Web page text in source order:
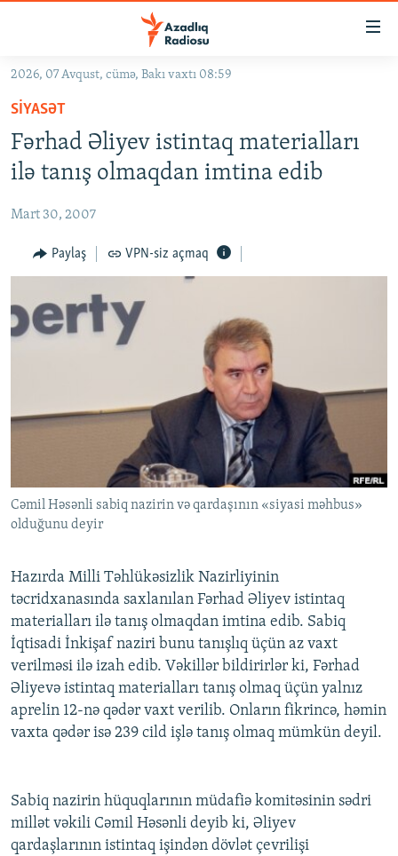
Əsas
qayıt
Əsas
naviqasiyaya
qayıt
GÜNDƏM
#İZAHLA
KORRUPSIOMETR
FƏRQƏ BAX
QANUNI DOĞRU
MULTIMEDIA
İNFOQRAFIKA
AZƏRBAYCAN ƏDƏBIYYATI KITABXANASI
İSLAM VƏ DEMOKRATIYA
İZ - MƏDƏNIYYƏT PROQRAMI
MISSIYAMIZ
PEŞƏ ETIKASI VƏ JURNALISTIKA STANDARTLARIMIZ
MATERIALLARIMIZDAN ISTIFADƏ
AZADLIQRADIOSU MOBIL TELEFONUNUZDA
XƏBƏR BÜLLETENLƏRIMIZ
BIZI IZLƏ
RFE/RL-in bütün saytları
2026, 07 Avqust, cümə, Bakı vaxtı 08:59
SIYASƏT
Fərhad Əliyev istintaq materialları
ilə tanış olmaqdan imtina edib
Mart 30, 2007
Paylaş VPN-siz açmaq
Cəmil Həsənli sabiq nazirin və qardaşının «siyasi məhbus»
olduğunu deyir
Hazırda Milli Təhlükəsizlik Nazirliyinin
təcridxanasında saxlanılan Fərhad Əliyev istintaq
materialları ilə tanış olmaqdan imtina edib. Sabiq
İqtisadi İnkişaf naziri bunu tanışlıq üçün az vaxt
verilməsi ilə izah edib. Vəkillər bildirirlər ki, Fərhad
Əliyevə istintaq materialları tanış olmaq üçün yalnız
aprelin 12-nə qədər vaxt verilib. Onların fikrincə, həmin
vaxta qədər isə 239 cild işlə tanış olmaq mümkün deyil.
Sabiq nazirin hüquqlarının müdafiə komitəsinin sədri
millət vəkili Cəmil Həsənli deyib ki, Əliyev
qardaşlarının istintaq işindən dövlət çevrilişi